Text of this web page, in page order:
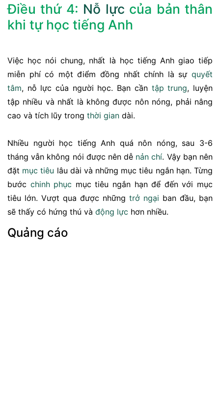
Điều thứ 4: Nỗ lực của bản thân
khi tự học tiếng Anh
Việc học nói chung, nhất là học tiếng Anh giao tiếp
miễn phí có một điểm đồng nhất chính là sự quyết
tâm, nỗ lực của người học. Bạn cần tập trung, luyện
tập nhiều và nhất là không được nôn nóng, phải nâng
cao và tích lũy trong thời gian dài.
Nhiều người học tiếng Anh quá nôn nóng, sau 3-6
tháng vẫn không nói được nên dễ nản chí. Vậy bạn nên
đặt mục tiêu lâu dài và những mục tiêu ngắn hạn. Từng
bước chinh phục mục tiêu ngắn hạn để đến với mục
tiêu lớn. Vượt qua được những trở ngại ban đầu, bạn
sẽ thấy có hứng thú và động lực hơn nhiều.
Quảng cáo